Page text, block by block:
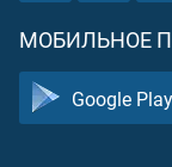
МОБИЛЬНОЕ
Google Play